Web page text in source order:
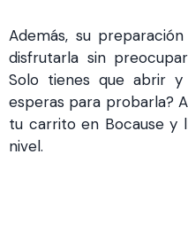
Además, su
disfrutarla sin
Solo tienes que abrir
esperas para probarla?
tu carrito en Bocause y
nivel.